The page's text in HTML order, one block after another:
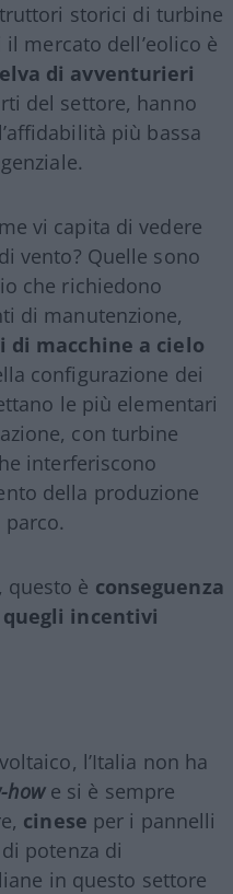
storici di turbine
il mercato dell’eolico è
di avventurieri
del settore, hanno
più bassa
vi capita di vedere
vento? Quelle sono
che richiedono
di manutenzione,
di macchine a cielo
configurazione dei
le più elementari
con turbine
interferiscono
della produzione
è conseguenza
incentivi
l’Italia non ha
howe si è sempre
cinese per i pannelli
potenza di
in questo settore